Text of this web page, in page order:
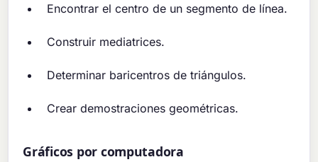
Encontrar el centro de un segmento de línea.
Construir mediatrices.
Determinar baricentros de triángulos.
Crear demostraciones geométricas.
Gráficos por computadora